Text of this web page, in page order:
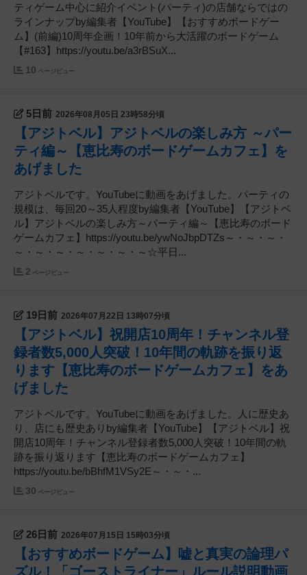
ティゲーム中心に紹介イベント(パーティ)の店舗ならではの
ラインナップby編集者【YouTube】【おすすめボードゲー
ム】(前編)10周年企画！10年前から大活躍のボードゲーム
【#163】https://youtu.be/a3rBSuX...
10 ページビュー
5日前 2026年08月05日 23時58分頃
【アジトベル】アジトベルの楽しみ方 ～パー
ティ編～【恵比寿のボードゲームカフェ】を
あげました
アジトベルです。YouTubeに動画をあげました。パーティの
規模は、毎回20～35人程度by編集者【YouTube】【アジトベ
ル】アジトベルの楽しみ方～パーティ編～【恵比寿のボード
ゲームカフェ】https://youtu.be/ywNoJbpDTZs～・～・～・
～・～・～・～・～・～・～☆平日...
2 ページビュー
19日前 2026年07月22日 13時07分頃
【アジトベル】祝開店10周年！チャンネル登
録者数5,000人突破！10年間の軌跡を振り返
ります【恵比寿のボードゲームカフェ】をあ
げました
アジトベルです。YouTubeに動画をあげました。人に歴史あ
り、店にも歴史ありby編集者【YouTube】【アジトベル】祝
開店10周年！チャンネル登録者数5,000人突破！10年間の軌
跡を振り返ります【恵比寿のボードゲームカフェ】
https://youtu.be/bBhfM1VSy2E～・～・...
30 ページビュー
26日前 2026年07月15日 15時03分頃
【おすすめボードゲーム】嘘と真実の論理パ
ズル！「ゴーストライナー」ルール説明動画